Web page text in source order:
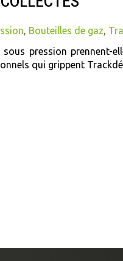
, Bouteilles de gaz,
pression prennent-
qui grippent